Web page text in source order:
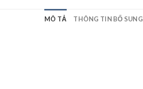
MÔ TẢ THÔNG TIN BỔ SUNG